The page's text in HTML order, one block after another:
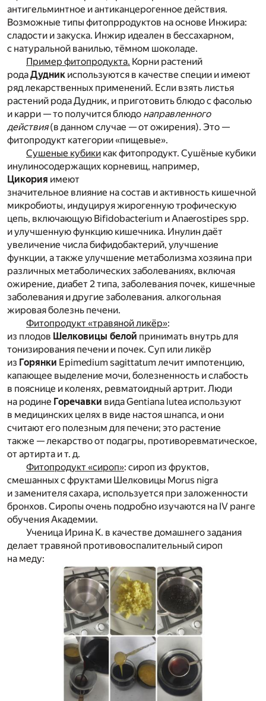
антигельминтное и антиканцерогенное действия.
Возможные типы фитопрродуктов на основе Инжира:
сладости и закуска. Инжир идеален в бессахарном,
с натуральной ванилью, тёмном шоколаде.
Пример фитопродукта. Корни растений
родаДудник используются в качестве специи и имеют
ряд лекарственных применений. Если взять листья
растений рода Дудник, и приготовить блюдо с фасолью
и карри — то получится блюдо направленного
действия(в данном случае — от ожирения). Это —
фитопродукт категории «пищевые».
Сушеные кубики как фитопродукт. Сушёные кубики
инулиносодержащих корневищ, например,
Цикория имеют
значительное влияние на состав и активность кишечной
микробиоты, индуцируя жирогенную трофическую
цепь, включающую Bifidobacterium и Anaerostipes spp.
и улучшенную функцию кишечника. Инулин даёт
увеличение числа бифидобактерий, улучшение
функции, а также улучшение метаболизма хозяина при
различных метаболических заболеваниях, включая
ожирение, диабет 2 типа, заболевания почек, кишечные
заболевания и другие заболевания. алкогольная
жировая болезнь печени.
Фитопродукт «травяной ликёр»:
из плодов Шелковицы белой принимать внутрь для
тонизирования печени и почек. Суп или ликёр
из Горянки Epimedium sagittatum лечит импотенцию,
капающее выделение мочи, болезненность и слабость
в пояснице и коленях, ревматоидный артрит. Люди
на родине Горечавки вида Gentiana lutea используют
в медицинских целях в виде настоя шнапса, и они
считают его полезным для печени; это растение
также — лекарство от подагры, противоревматическое,
от артирта и т. д.
Фитопродукт «сироп»: сироп из фруктов,
смешанных с фруктами Шелковицы Morus nigra
и заменителя сахара, используется при заложенности
бронхов. Сиропы очень подробно изучаются на IV ранге
обучения Академии.
Ученица Ирина К. в качестве домашнего задания
делает травяной противовоспалительный сироп
на меду: